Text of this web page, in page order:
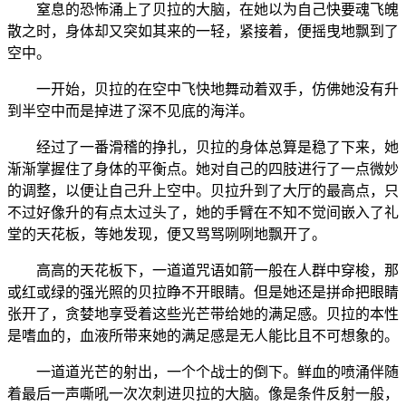
窒息的恐怖涌上了贝拉的大脑，在她以为自己快要魂飞魄
散之时，身体却又突如其来的一轻，紧接着，便摇曳地飘到了
空中。
一开始，贝拉的在空中飞快地舞动着双手，仿佛她没有升
到半空中而是掉进了深不见底的海洋。
经过了一番滑稽的挣扎，贝拉的身体总算是稳了下来，她
渐渐掌握住了身体的平衡点。她对自己的四肢进行了一点微妙
的调整，以便让自己升上空中。贝拉升到了大厅的最高点，只
不过好像升的有点太过头了，她的手臂在不知不觉间嵌入了礼
堂的天花板，等她发现，便又骂骂咧咧地飘开了。
高高的天花板下，一道道咒语如箭一般在人群中穿梭，那
或红或绿的强光照的贝拉睁不开眼睛。但是她还是拼命把眼睛
张开了，贪婪地享受着这些光芒带给她的满足感。贝拉的本性
是嗜血的，血液所带来她的满足感是无人能比且不可想象的。
一道道光芒的射出，一个个战士的倒下。鲜血的喷涌伴随
着最后一声嘶吼一次次刺进贝拉的大脑。像是条件反射一般，